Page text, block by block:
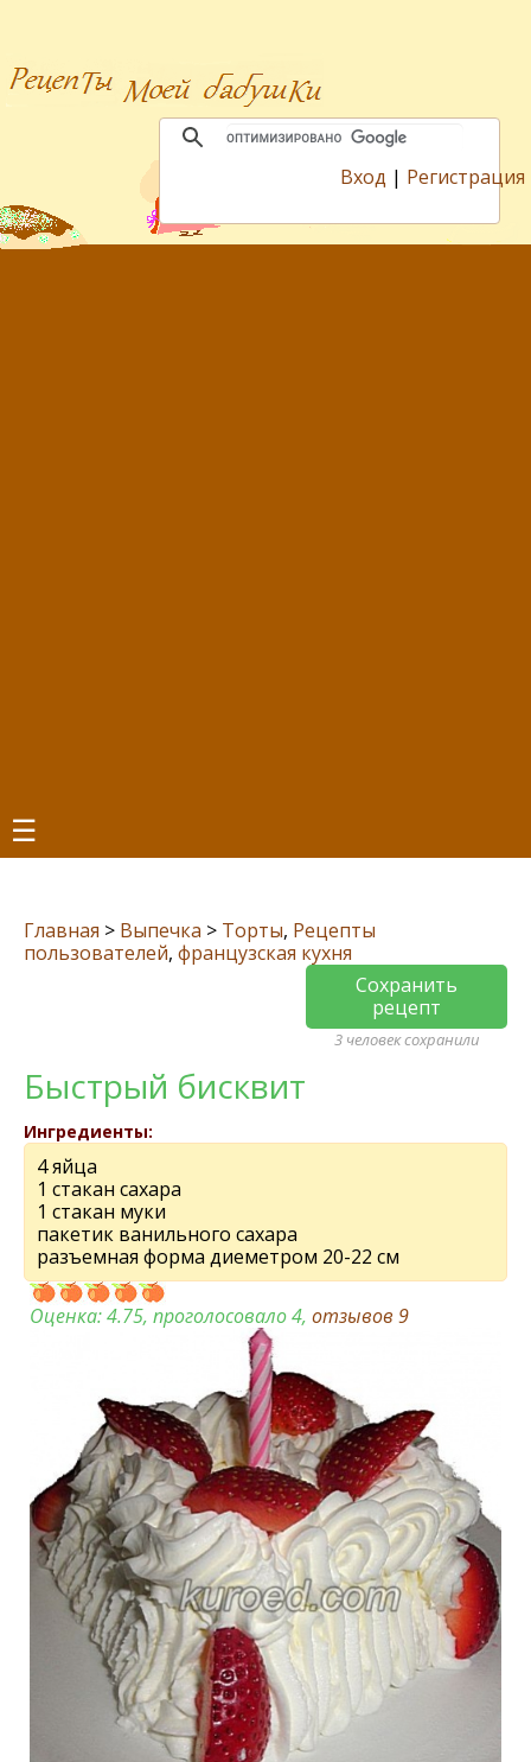
Вход | Регистрация
☰
Главная > Выпечка > Торты, Рецепты
пользователей, французская кухня
Сохранить
рецепт
3 человек сохранили
Быстрый бисквит
Ингредиенты:
4 яйца
1 стакан сахара
1 стакан муки
пакетик ванильного сахара
разъемная форма диеметром 20-22 см
Оценка:4.75, проголосовало 4, отзывов 9